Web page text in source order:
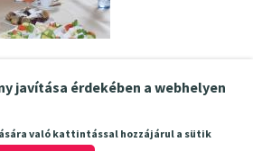
érintő eszmecserével záródott.
javítása érdekében a webhelyen
való kattintással hozzájárul a sütik